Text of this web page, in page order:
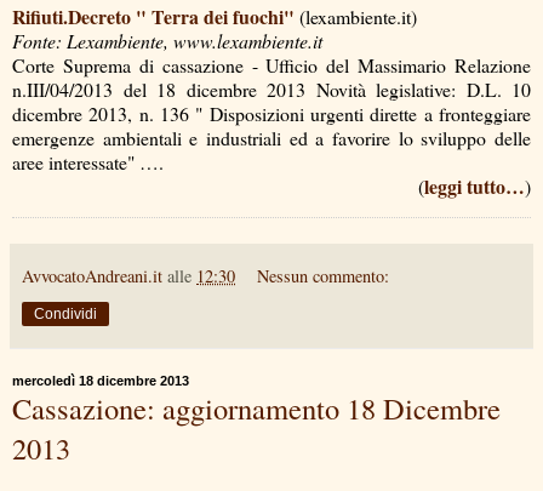
Rifiuti.Decreto " Terra dei fuochi" (lexambiente.it)
Fonte: Lexambiente, www.lexambiente.it
Corte Suprema di cassazione - Ufficio del Massimario Relazione
n.III/04/2013 del 18 dicembre 2013 Novità legislative: D.L. 10
dicembre 2013, n. 136 " Disposizioni urgenti dirette a fronteggiare
emergenze ambientali e industriali ed a favorire lo sviluppo delle
aree interessate" ….
(leggi tutto…)
AvvocatoAndreani.it alle 12:30 Nessun commento:
Condividi
mercoledì 18 dicembre 2013
Cassazione: aggiornamento 18 Dicembre
2013